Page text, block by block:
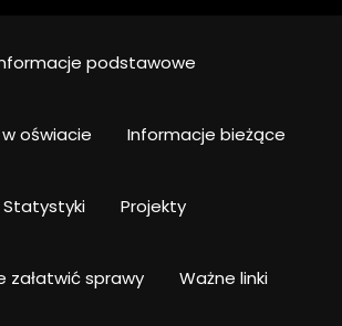
podstawowe
oświacie Informacje bieżące
Statystyki Projekty
załatwić sprawy Ważne linki